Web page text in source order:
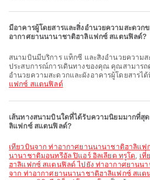
มีอาคารผู้โดยสารและสิ่งอำนวยความสะดวก
อากาศยานนานาชาติฮาลิแฟกซ์ สแตนฟิลด์?
สนามบินมีบริการ แท็กซี่ และสิ่งอำนวยความสะดวกอื่น ๆ อีกมากมายเพื่อยกระดับ
ประสบการณ์การเดินทางของคุณ คุณสามารถ
อำนวยความสะดวกและผังอาคารผู้โดยสารได้
แฟกซ์ สแตนฟิลด์
เส้นทางสนามบินใดที่ได้รับความนิยมมากที่สุ
ลิแฟกซ์ สแตนฟิลด์?
เที่ยวบินจาก ท่าอากาศยานนานาชาติฮาลิแฟกซ์ สแตนฟิลด์ ไปยัง ท่าอากาศยาน
นานาชาติมอนทรีอัล ปิแอร์ อิลเลียต ทรูโด, เที่
ฮาลิแฟกซ์ สแตนฟิลด์ ไปยัง ท่าอากาศยานนา
จาก ท่าอากาศยานนานาชาติฮาลิแฟกซ์ สแต